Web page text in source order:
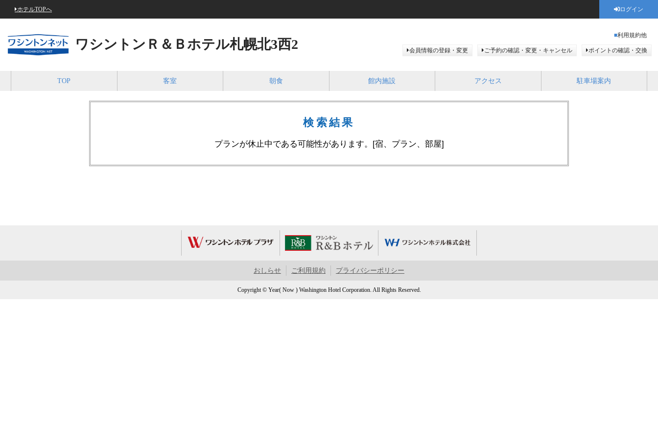
ホテルTOPへ ログイン
ワシントンＲ＆Ｂホテル札幌北3西2
利用規約他
会員情報の登録・変更 ご予約の確認・変更・キャンセル ポイントの確認・交換
TOP 客室 朝食 館内施設 アクセス 駐車場案内
検索結果
プランが休止中である可能性があります。[宿、プラン、部屋]
おしらせ ご利用規約 プライバシーポリシー
Copyright © Year( Now ) Washington Hotel Corporation. All Rights Reserved.